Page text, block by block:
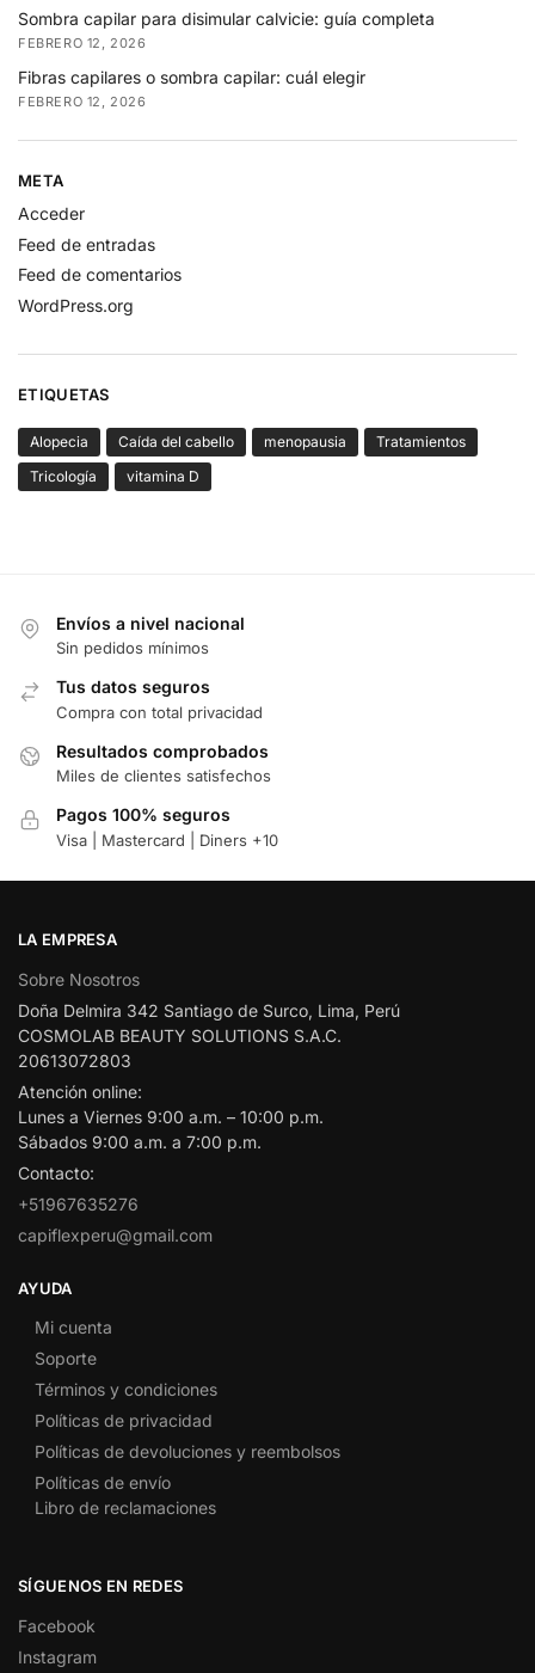
Sombra capilar para disimular calvicie: guía completa
FEBRERO 12, 2026
Fibras capilares o sombra capilar: cuál elegir
FEBRERO 12, 2026
META
Acceder
Feed de entradas
Feed de comentarios
WordPress.org
ETIQUETAS
Alopecia Caída del cabello menopausia
Tratamientos
Tricología
vitamina D
Envíos a nivel nacional
Sin pedidos mínimos
Tus datos seguros
Compra con total privacidad
Resultados comprobados
Miles de clientes satisfechos
Pagos 100% seguros
Visa | Mastercard | Diners +10
LA EMPRESA
Sobre Nosotros
Doña Delmira 342 Santiago de Surco, Lima, Perú
COSMOLAB BEAUTY SOLUTIONS S.A.C.
20613072803
Atención online:
Lunes a Viernes 9:00 a.m. – 10:00 p.m.
Sábados 9:00 a.m. a 7:00 p.m.
Contacto:
+51967635276
capiflexperu@gmail.com
AYUDA
Mi cuenta
Soporte
Términos y condiciones
Políticas de privacidad
Políticas de devoluciones y reembolsos
Políticas de envío
Libro de reclamaciones
SÍGUENOS EN REDES
Facebook
Instagram